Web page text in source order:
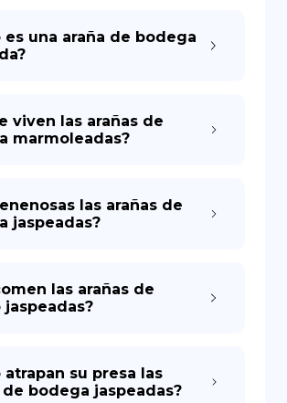
es una araña de bodega
viven las arañas de
marmoleadas?
las arañas de
jaspeadas?
las arañas de
jaspeadas?
atrapan su presa las
de bodega jaspeadas?